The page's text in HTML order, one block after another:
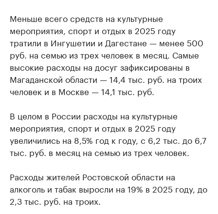
Меньше всего средств на культурные
мероприятия, спорт и отдых в 2025 году
тратили в Ингушетии и Дагестане — менее 500
руб. на семью из трех человек в месяц. Самые
высокие расходы на досуг зафиксированы в
Магаданской области — 14,4 тыс. руб. на троих
человек и в Москве — 14,1 тыс. руб.
В целом в России расходы на культурные
мероприятия, спорт и отдых в 2025 году
увеличились на 8,5% год к году, с 6,2 тыс. до 6,7
тыс. руб. в месяц на семью из трех человек.
Расходы жителей Ростовской области на
алкоголь и табак выросли на 19% в 2025 году, до
2,3 тыс. руб. на троих.